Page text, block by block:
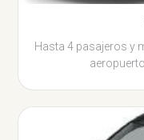
Hasta 4 pasajeros y